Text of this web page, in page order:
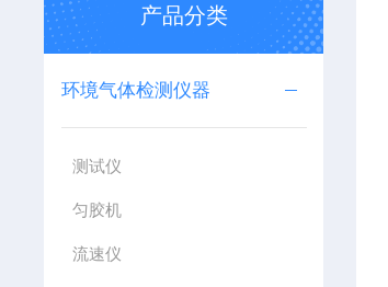
产品分类
环境气体检测仪器
测试仪
匀胶机
流速仪